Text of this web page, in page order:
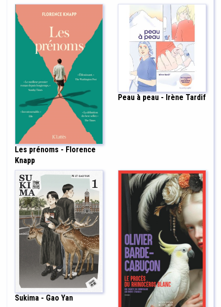
Les prénoms - Florence
Knapp
Peau à peau - Irène Tardif
Sukima - Gao Yan